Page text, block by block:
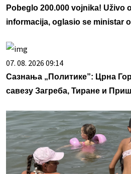
Pobeglo 200.000 vojnika! Uživo
informacija, oglasio se ministar
07. 08. 2026 09:14
Сазнања „Политике”: Црна
савезу Загреба, Тиране и